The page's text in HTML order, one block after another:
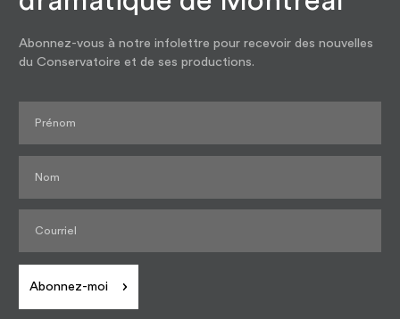
Abonnez-vous à notre infolettre pour recevoir des nouvelles
du Conservatoire et de ses productions.
Abonnez-moi